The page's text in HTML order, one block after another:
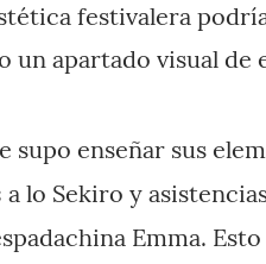
festivalera
un apartado visual de
supo enseñar sus
a lo Sekiro y
Emma.